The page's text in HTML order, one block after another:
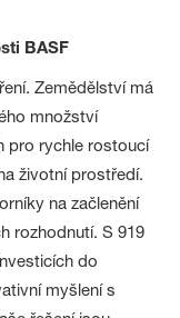
BASF
Zemědělství má
množství
pro rychle rostoucí
životní prostředí.
na začlenění
rozhodnutí. S 919
do
myšlení s